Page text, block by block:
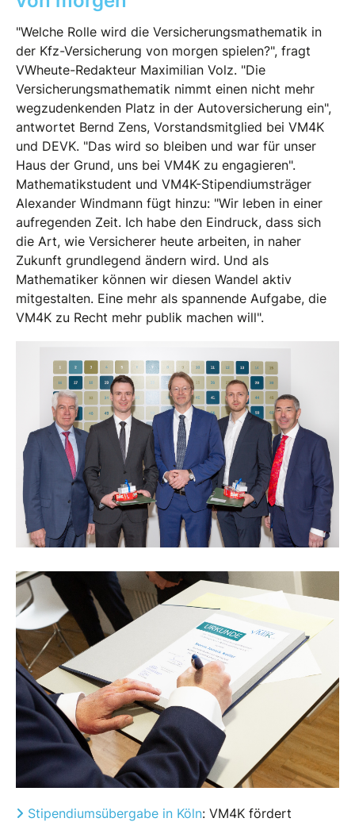
"Welche Rolle wird die Versicherungsmathematik in
der Kfz-Versicherung von morgen spielen?", fragt
VWheute-Redakteur Maximilian Volz. "Die
Versicherungsmathematik nimmt einen nicht mehr
wegzudenkenden Platz in der Autoversicherung ein",
antwortet Bernd Zens, Vorstandsmitglied bei VM4K
und DEVK. "Das wird so bleiben und war für unser
Haus der Grund, uns bei VM4K zu engagieren".
Mathematikstudent und VM4K-Stipendiumsträger
Alexander Windmann fügt hinzu: "Wir leben in einer
aufregenden Zeit. Ich habe den Eindruck, dass sich
die Art, wie Versicherer heute arbeiten, in naher
Zukunft grundlegend ändern wird. Und als
Mathematiker können wir diesen Wandel aktiv
mitgestalten. Eine mehr als spannende Aufgabe, die
VM4K zu Recht mehr publik machen will".
Stipendiumsübergabe in Köln: VM4K fördert